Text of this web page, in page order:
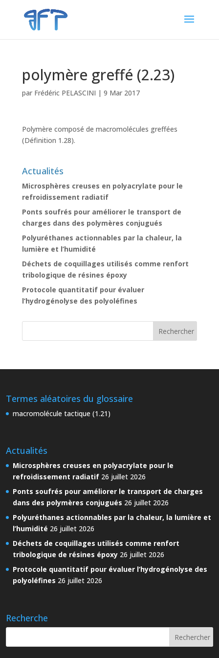
polymère greffé (2.23)
par Frédéric PELASCINI | 9 Mar 2017
Polymère composé de macromolécules greffées
(Définition 1.28).
Actualités
Microsphères creuses en polyacrylate pour le
refroidissement radiatif
Ponts soufrés pour améliorer le transport de
charges dans des polymères conjugués
Polyuréthanes actionnables par la chaleur, la
lumière et l’humidité
Déchets de coquillages utilisés comme renfort
tribologique de résines époxy
Protocole quantitatif pour évaluer
l’hydrogénolyse des polyoléfines
Termes aléatoires du glossaire
macromolécule tactique (1.21)
Actualités
Microsphères creuses en polyacrylate pour le
refroidissement radiatif 26 juillet 2026
Ponts soufrés pour améliorer le transport de charges
dans des polymères conjugués 26 juillet 2026
Polyuréthanes actionnables par la chaleur, la lumière et
l’humidité 26 juillet 2026
Déchets de coquillages utilisés comme renfort
tribologique de résines époxy 26 juillet 2026
Protocole quantitatif pour évaluer l’hydrogénolyse des
polyoléfines 26 juillet 2026
Recherche